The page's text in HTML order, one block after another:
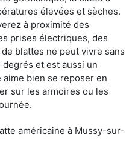
élevées et sèches.
à proximité des
prises électriques, des
blattes ne peut vivre sans
degrés et est aussi un
bien se reposer en
sur les armoires ou les
américaine à Mussy-sur-